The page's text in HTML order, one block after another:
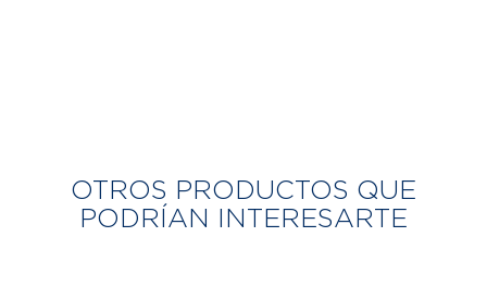
OTROS PRODUCTOS QUE
PODRÍAN INTERESARTE